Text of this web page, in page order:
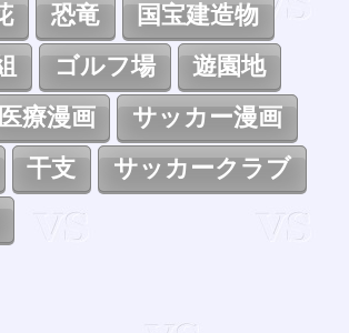
恐竜
国宝建造物
ゴルフ場
遊園地
医療漫画
サッカー漫画
干支
サッカークラブ